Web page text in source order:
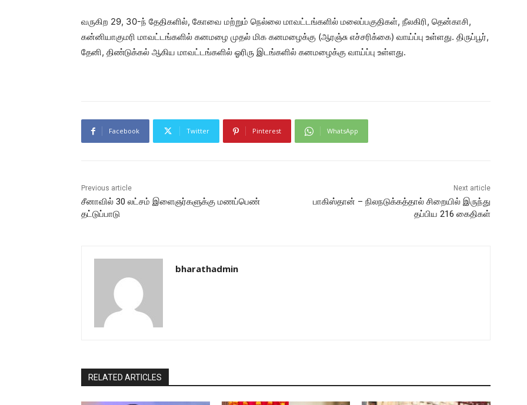
வருகிற 29, 30-ந் தேதிகளில், கோவை மற்றும் நெல்லை மாவட்டங்களில் மலைப்பகுதிகள், நீலகிரி, தென்காசி,
கன்னியாகுமரி மாவட்டங்களில் கனமழை முதல் மிக கனமழைக்கு (ஆரஞ்சு எச்சரிக்கை) வாய்ப்பு உள்ளது. திருப்பூர்,
தேனி, திண்டுக்கல் ஆகிய மாவட்டங்களில் ஓரிரு இடங்களில் கனமழைக்கு வாய்ப்பு உள்ளது.
Facebook Twitter Pinterest WhatsApp
Previous article
சீனாவில் 30 லட்சம் இளைஞர்களுக்கு மணப்பெண்
தட்டுப்பாடு
Next article
பாகிஸ்தான் – நிலநடுக்கத்தால் சிறையில் இருந்து
தப்பிய 216 கைதிகள்
bharathadmin
RELATED ARTICLES